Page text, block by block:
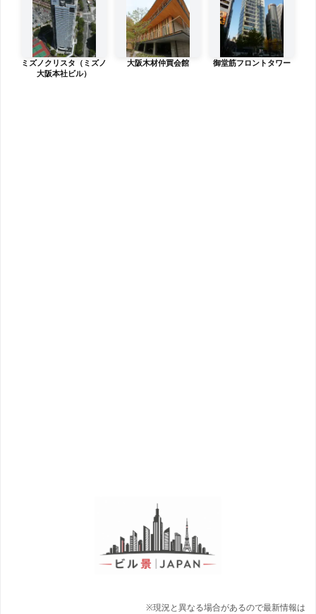
ミズノクリスタ（ミズノ
大阪本社ビル）
大阪木材仲買会館 御堂筋フロントタワー
※現況と異なる場合があるので最新情報は